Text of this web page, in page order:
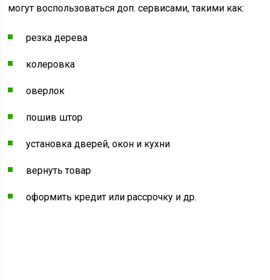
могут воспользоваться доп. сервисами, такими как:
резка дерева
колеровка
оверлок
пошив штор
установка дверей, окон и кухни
вернуть товар
оформить кредит или рассрочку и др.